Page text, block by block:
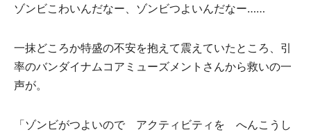
ゾンビこわいんだなー、ゾンビつよいんだなー……
一抹どころか特盛の不安を抱えて震えていたところ、引
率のバンダイナムコアミューズメントさんから救いの一
声が。
「ゾンビがつよいので アクティビティを へんこうし